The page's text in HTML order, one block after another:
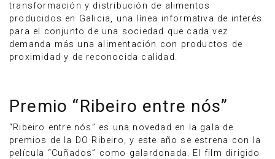
transformación y distribución de alimentos
producidos en Galicia, una línea informativa de interés
para el conjunto de una sociedad que cada vez
demanda más una alimentación con productos de
proximidad y de reconocida calidad.
Premio “Ribeiro entre nós”
“Ribeiro entre nós” es una novedad en la gala de
premios de la DO Ribeiro, y este año se estrena con la
película “Cuñados” como galardonada. El film dirigido